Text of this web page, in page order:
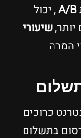
A/B, יכול
שיעורי
המרה
כרוכים
בתשלום